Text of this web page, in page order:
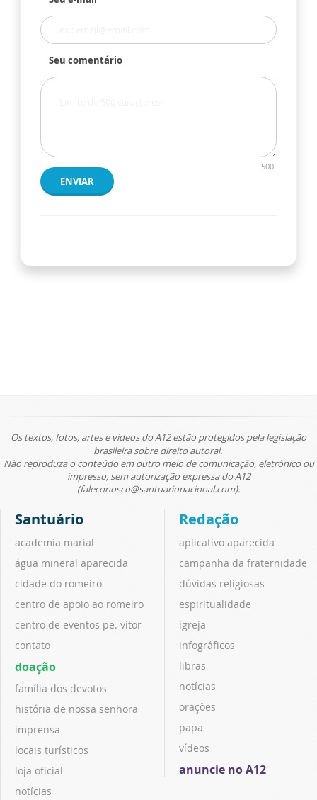
Seu comentário
500
ENVIAR
Os textos, fotos, artes e vídeos do A12 estão protegidos pela legislação
brasileira sobre direito autoral.
Não reproduza o conteúdo em outro meio de comunicação, eletrônico ou
impresso, sem autorização expressa do A12
(faleconosco@santuarionacional.com).
Santuário
academia marial
água mineral aparecida
cidade do romeiro
centro de apoio ao romeiro
centro de eventos pe. vitor
contato
doação
família dos devotos
história de nossa senhora
imprensa
locais turísticos
loja oficial
notícias
Redação
aplicativo aparecida
campanha da fraternidade
dúvidas religiosas
espiritualidade
igreja
infográficos
libras
notícias
orações
papa
vídeos
anuncie no A12